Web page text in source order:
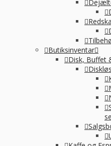
Butiksinventar
Disk, Buffet